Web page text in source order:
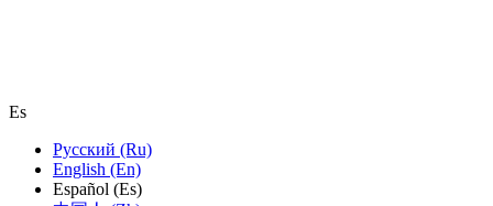
Es
Русский (Ru)
English (En)
Español (Es)